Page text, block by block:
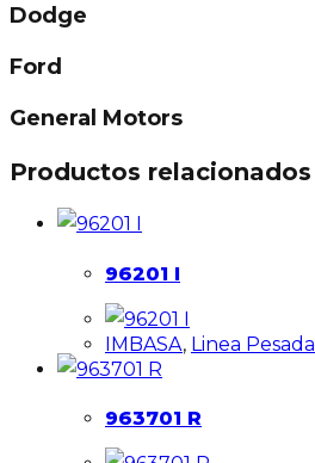
Dodge
Ford
General Motors
Productos relacionados
96201 I
IMBASA, Linea Pesada
963701 R